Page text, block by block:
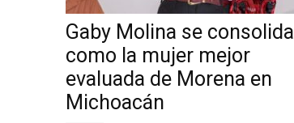
Gaby Molina se consolida
como la mujer mejor
evaluada de Morena en
Michoacán